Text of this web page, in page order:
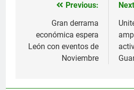
Navegación
entradas
Previous:
Gran derrama
económica espera
León con eventos de
Noviembre